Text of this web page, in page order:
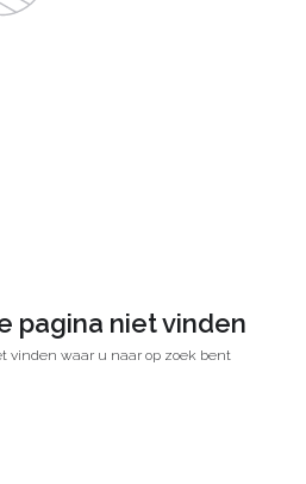
pagina niet vinden
vinden waar u naar op zoek bent